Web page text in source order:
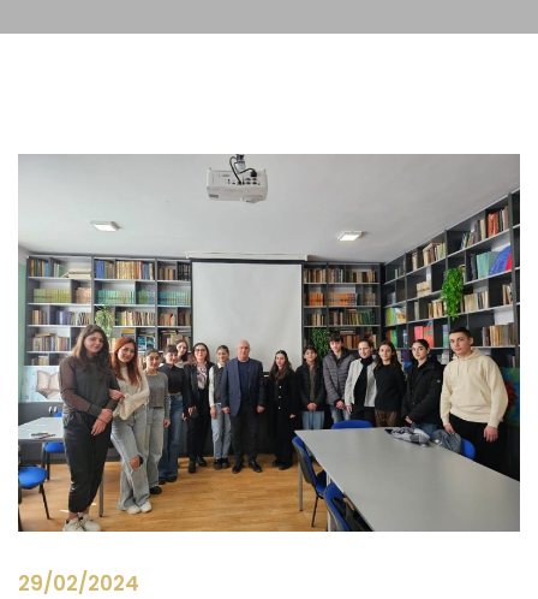
29/02/2024